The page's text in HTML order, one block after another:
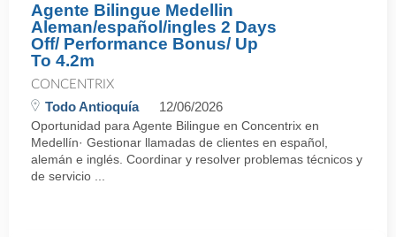
Agente Bilingue Medellin
Aleman/español/ingles 2 Days
Off/ Performance Bonus/ Up
To 4.2m
CONCENTRIX
Todo Antioquía 12/06/2026
Oportunidad para Agente Bilingue en Concentrix en
Medellín· Gestionar llamadas de clientes en español,
alemán e inglés. Coordinar y resolver problemas técnicos y
de servicio ...